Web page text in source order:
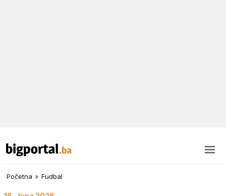
Početna » Fudbal